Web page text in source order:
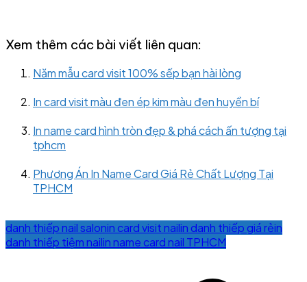
Xem thêm các bài viết liên quan:
Năm mẫu card visit 100% sếp bạn hài lòng
In card visit màu đen ép kim màu đen huyền bí
In name card hình tròn đẹp & phá cách ấn tượng tại
tphcm
Phương Án In Name Card Giá Rẻ Chất Lượng Tại
TPHCM
danh thiếp nail salonin card visit nailin danh thiếp giá rẻin
danh thiếp tiệm nailin name card nail TPHCM